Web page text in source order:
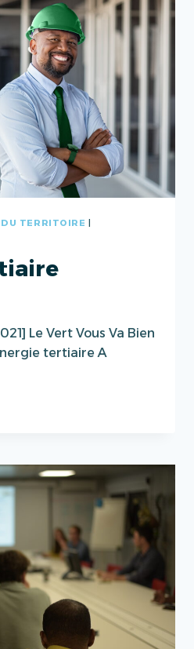
TERRITOIRE |
Le Vert Vous Va Bien
tertiaire A